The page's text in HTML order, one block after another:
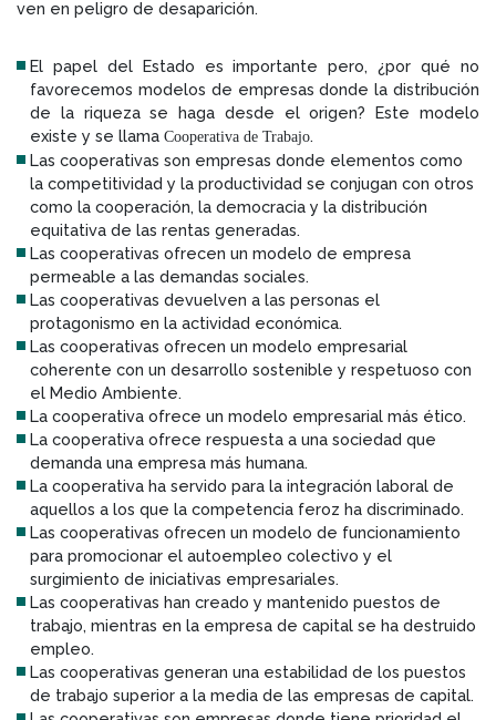
ven en peligro de desaparición.
El papel del Estado es importante pero, ¿por qué no
favorecemos modelos de empresas donde la distribución
de la riqueza se haga desde el origen? Este modelo
existe y se llama Cooperativa de Trabajo.
Las cooperativas son empresas donde elementos como
la competitividad y la productividad se conjugan con otros
como la cooperación, la democracia y la distribución
equitativa de las rentas generadas.
Las cooperativas ofrecen un modelo de empresa
permeable a las demandas sociales.
Las cooperativas devuelven a las personas el
protagonismo en la actividad económica.
Las cooperativas ofrecen un modelo empresarial
coherente con un desarrollo sostenible y respetuoso con
el Medio Ambiente.
La cooperativa ofrece un modelo empresarial más ético.
La cooperativa ofrece respuesta a una sociedad que
demanda una empresa más humana.
La cooperativa ha servido para la integración laboral de
aquellos a los que la competencia feroz ha discriminado.
Las cooperativas ofrecen un modelo de funcionamiento
para promocionar el autoempleo colectivo y el
surgimiento de iniciativas empresariales.
Las cooperativas han creado y mantenido puestos de
trabajo, mientras en la empresa de capital se ha destruido
empleo.
Las cooperativas generan una estabilidad de los puestos
de trabajo superior a la media de las empresas de capital.